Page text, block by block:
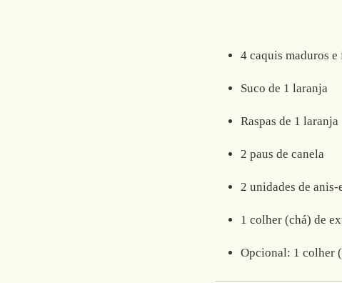
4 caquis maduros e
Suco de 1 laranja
Raspas de 1 laranja
2 paus de canela
2 unidades de anis-
1 colher (chá) de
Opcional: 1 colher